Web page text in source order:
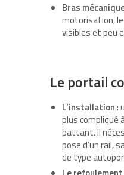
Bras
motorisation,
visibles et peu
Le portail
L’installation:
plus compliqué
battant. Il
pose d’un rail,
de type